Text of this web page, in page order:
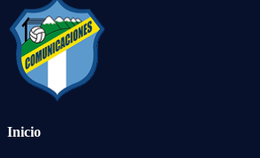
Inicio